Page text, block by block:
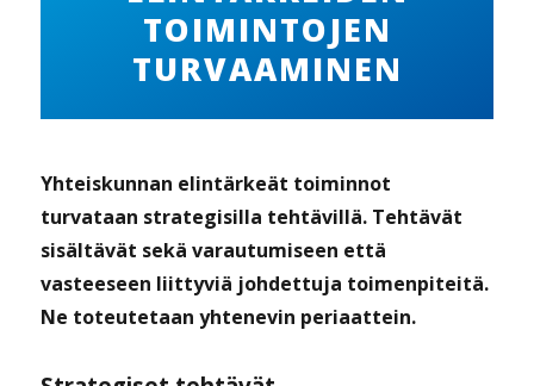
TOIMINTOJEN
TURVAAMINEN
Yhteiskunnan elintärkeät toiminnot
turvataan strategisilla tehtävillä. Tehtävät
sisältävät sekä varautumiseen että
vasteeseen liittyviä johdettuja toimenpiteitä.
Ne toteutetaan yhtenevin periaattein.